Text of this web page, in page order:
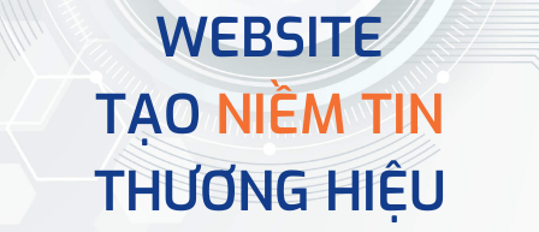
WEBSITE
TẠONIỀM TIN
THƯƠNG HIỆU